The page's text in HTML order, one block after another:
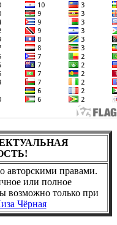
авторскими правами.
или полное
возможно только при
Чёрная